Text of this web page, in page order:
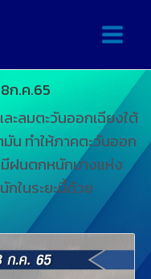
ก.ค.65
ะลมตะวันออกเฉียงใต้
น ทำให้ภาคตะวันออก
ฝนตกหนักบางแห่ง
ในระยะนี้ด้วย